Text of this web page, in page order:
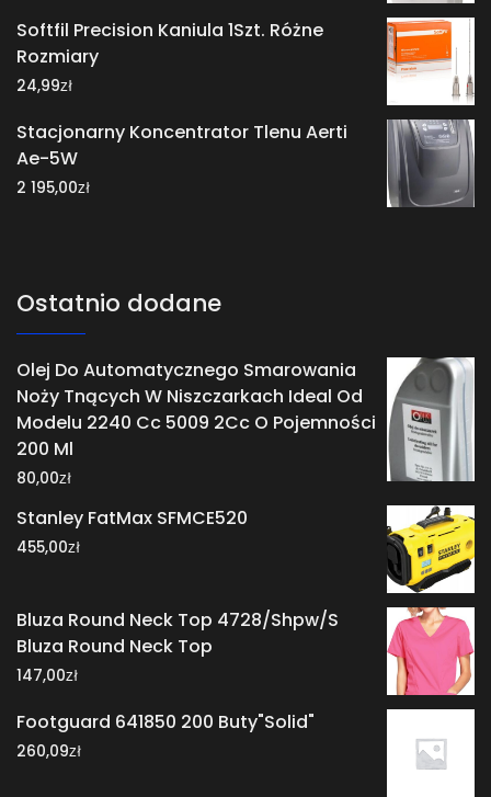
Softfil Precision Kaniula 1Szt. Różne
Rozmiary
24,99zł
Stacjonarny Koncentrator Tlenu Aerti
Ae-5W
2 195,00zł
Ostatnio dodane
Olej Do Automatycznego Smarowania
Noży Tnących W Niszczarkach Ideal Od
Modelu 2240 Cc 5009 2Cc O Pojemności
200 Ml
80,00zł
Stanley FatMax SFMCE520
455,00zł
Bluza Round Neck Top 4728/Shpw/S
Bluza Round Neck Top
147,00zł
Footguard 641850 200 Buty"Solid"
260,09zł